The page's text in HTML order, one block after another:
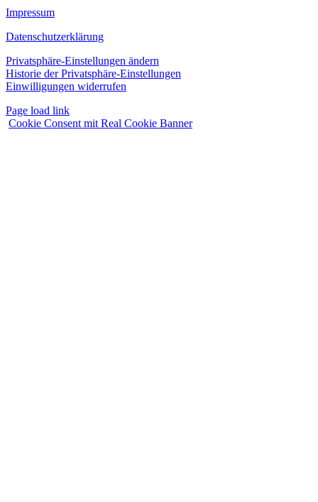
Impressum
Datenschutzerklärung
Privatsphäre-Einstellungen ändern
Historie der Privatsphäre-Einstellungen
Einwilligungen widerrufen
Page load link
Cookie Consent mit Real Cookie Banner